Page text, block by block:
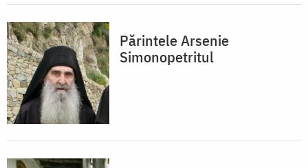
Părintele Arsenie
Simonopetritul